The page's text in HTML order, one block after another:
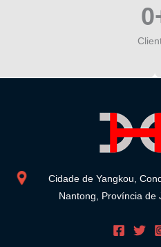
0
Cidade de Yangkou,
Nantong, Província de